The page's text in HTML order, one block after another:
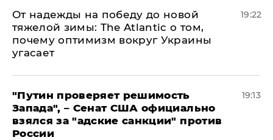
От надежды на победу до новой
тяжелой зимы: The Atlantic о том,
почему оптимизм вокруг Украины
угасает
19:22
"Путин проверяет решимость
Запада", – Сенат США официально
взялся за "адские санкции" против
России
19:13